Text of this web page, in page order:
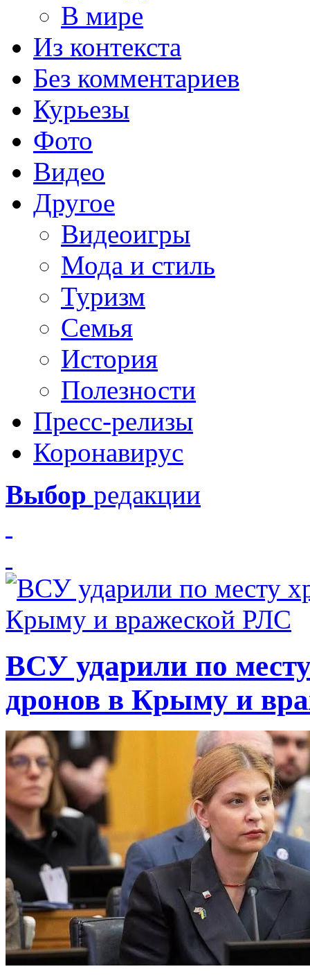
В мире
Из контекста
Без комментариев
Курьезы
Фото
Видео
Другое
Видеоигры
Мода и стиль
Туризм
Семья
История
Полезности
Пресс-релизы
Коронавирус
Выбор редакции
ВСУ ударили по
дронов в Крыму и